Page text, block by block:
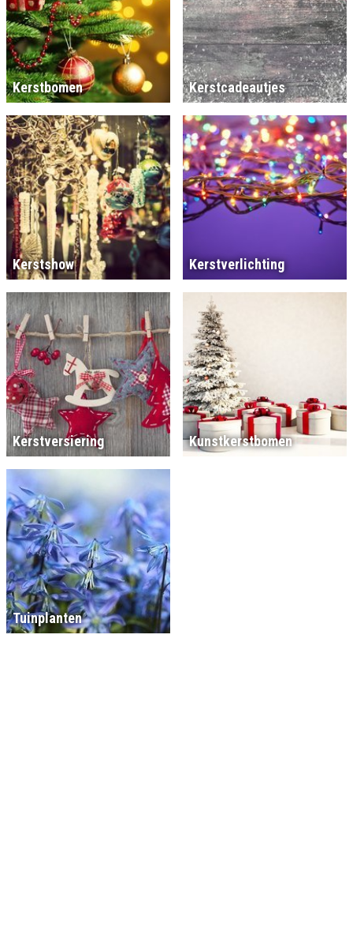
Kerstbomen Kerstcadeautjes
Kerstshow Kerstverlichting
Kerstversiering Kunstkerstbomen
Tuinplanten